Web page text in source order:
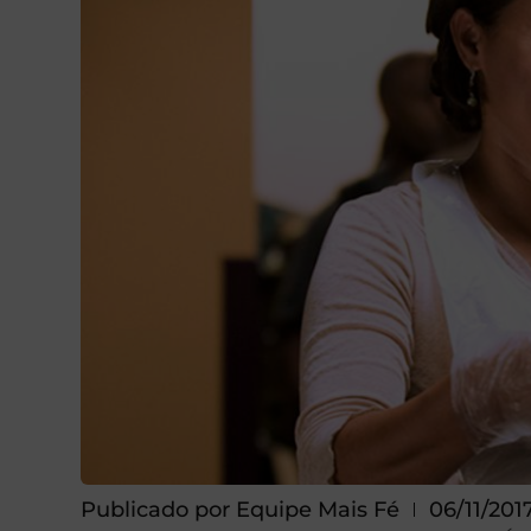
Publicado por Equipe Mais Fé
06/11/